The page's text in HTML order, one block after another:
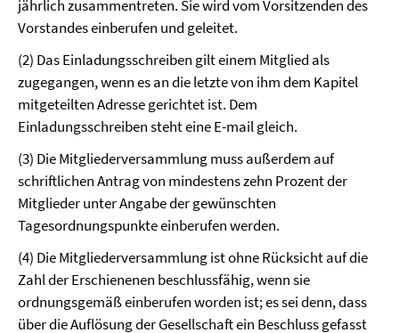
jährlich zusammentreten. Sie wird vom Vorsitzenden des
Vorstandes einberufen und geleitet.
(2) Das Einladungsschreiben gilt einem Mitglied als
zugegangen, wenn es an die letzte von ihm dem Kapitel
mitgeteilten Adresse gerichtet ist. Dem
Einladungsschreiben steht eine E-mail gleich.
(3) Die Mitgliederversammlung muss außerdem auf
schriftlichen Antrag von mindestens zehn Prozent der
Mitglieder unter Angabe der gewünschten
Tagesordnungspunkte einberufen werden.
(4) Die Mitgliederversammlung ist ohne Rücksicht auf die
Zahl der Erschienenen beschlussfähig, wenn sie
ordnungsgemäß einberufen worden ist; es sei denn, dass
über die Auflösung der Gesellschaft ein Beschluss gefasst